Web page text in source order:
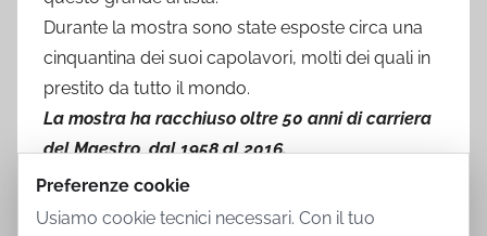
Durante la mostra sono state esposte circa una
cinquantina dei suoi capolavori, molti dei quali in
prestito da tutto il mondo.
La mostra ha racchiuso oltre 50 anni di carriera
del Maestro, dal 1958 al 2016.
Preferenze cookie
Usiamo cookie tecnici necessari. Con il tuo